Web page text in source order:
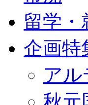
留学・
企画特
ア